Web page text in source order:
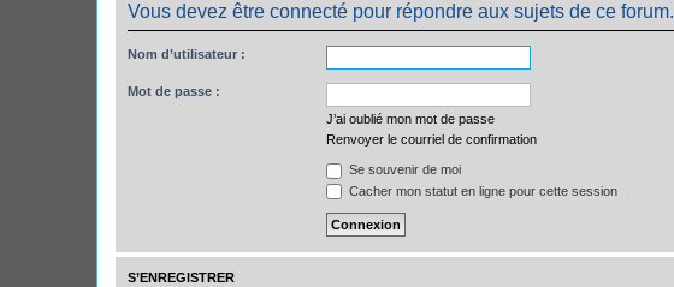
Vous devez être connecté pour répondre aux sujets de ce forum.
Nom d’utilisateur :
Mot de passe :
J’ai oublié mon mot de passe
Renvoyer le courriel de confirmation
Se souvenir de moi
Cacher mon statut en ligne pour cette session
S’ENREGISTRER